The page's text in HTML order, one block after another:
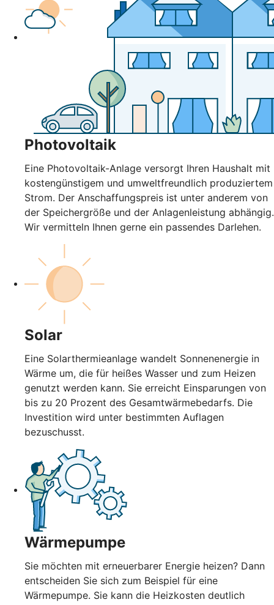
Photovoltaik
Eine Photovoltaik-Anlage versorgt Ihren Haushalt mit
kostengünstigem und umweltfreundlich produziertem
Strom. Der Anschaffungspreis ist unter anderem von
der Speichergröße und der Anlagenleistung abhängig.
Wir vermitteln Ihnen gerne ein passendes Darlehen.
Solar
Eine Solarthermieanlage wandelt Sonnenenergie in
Wärme um, die für heißes Wasser und zum Heizen
genutzt werden kann. Sie erreicht Einsparungen von
bis zu 20 Prozent des Gesamtwärmebedarfs. Die
Investition wird unter bestimmten Auflagen
bezuschusst.
Wärmepumpe
Sie möchten mit erneuerbarer Energie heizen? Dann
entscheiden Sie sich zum Beispiel für eine
Wärmepumpe. Sie kann die Heizkosten deutlich